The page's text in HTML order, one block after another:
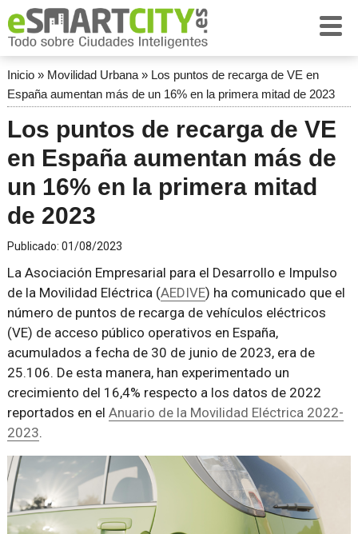
Inicio» Movilidad Urbana» Los puntos de recarga de VE en
España aumentan más de un 16% en la primera mitad de 2023
Los puntos de recarga de VE
en España aumentan más de
un 16% en la primera mitad
de 2023
Publicado: 01/08/2023
La Asociación Empresarial para el Desarrollo e Impulso
de la Movilidad Eléctrica (AEDIVE) ha comunicado que el
número de puntos de recarga de vehículos eléctricos
(VE) de acceso público operativos en España,
acumulados a fecha de 30 de junio de 2023, era de
25.106. De esta manera, han experimentado un
crecimiento del 16,4% respecto a los datos de 2022
reportados en el Anuario de la Movilidad Eléctrica 2022-
2023.